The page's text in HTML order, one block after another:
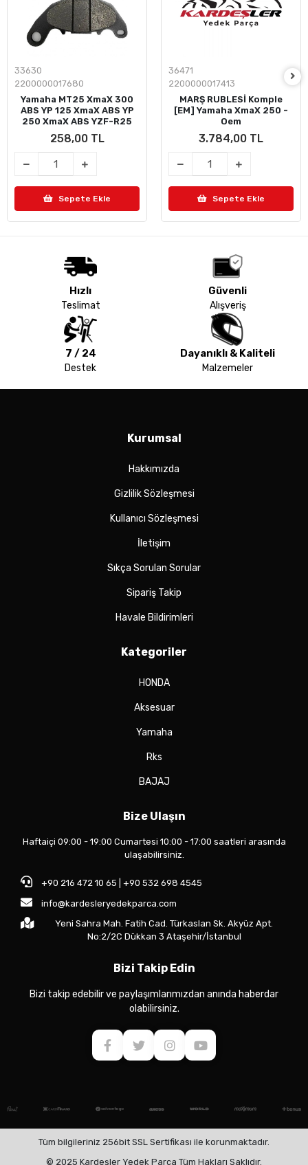
33630
2200000017680
ARKA FREN DİSK BALATASI
Yamaha MT25 XmaX 300
ABS YP 125 XmaX ABS YP
250 XmaX ABS YZF-R25
SAFE Brake
258,00 TL
Sepete Ekle
36471
2200000017413
MARŞ RUBLESİ Komple
[EM] Yamaha XmaX 250 -
Oem
3.784,00 TL
Sepete Ekle
Hızlı
Teslimat
Güvenli
Alışveriş
7 / 24
Destek
Dayanıklı & Kaliteli
Malzemeler
Kurumsal
Hakkımızda
Gizlilik Sözleşmesi
Kullanıcı Sözleşmesi
İletişim
Sıkça Sorulan Sorular
Sipariş Takip
Havale Bildirimleri
Kategoriler
HONDA
Aksesuar
Yamaha
Rks
BAJAJ
Bize Ulaşın
Haftaiçi 09:00 - 19:00 Cumartesi 10:00 - 17:00 saatleri arasında
ulaşabilirsiniz.
+90 216 472 10 65 | +90 532 698 4545
info@kardesleryedekparca.com
Yeni Sahra Mah. Fatih Cad. Türkaslan Sk. Akyüz Apt.
No:2/2C Dükkan 3 Ataşehir/İstanbul
Bizi Takip Edin
Bizi takip edebilir ve paylaşımlarımızdan anında haberdar
olabilirsiniz.
Tüm bilgileriniz 256bit SSL Sertifikası ile korunmaktadır.
© 2025 Kardeşler Yedek Parça Tüm Hakları Saklıdır.